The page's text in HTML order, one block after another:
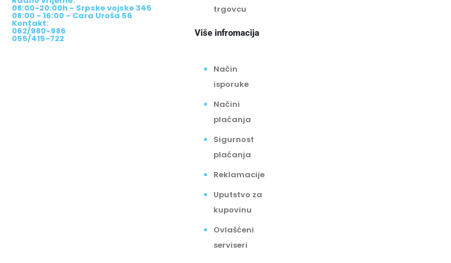
08:00-20:00h - Srpske vojske 345
08:00 - 16:00 - Cara Uroša 56
Kontakt:
062/980-986
055/415-722
trgovcu
Više infromacija
Način
isporuke
Načini
plaćanja
Sigurnost
plaćanja
Reklamacije
Uputstvo za
kupovinu
Ovlašćeni
serviseri